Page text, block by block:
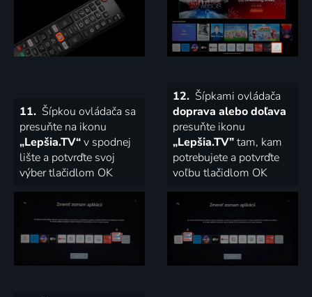
11. Šípkou ovládača sa
presuňte na ikonu
„Lepšia.TV“v spodnej
lište a potvrďte svoj
výber tlačidlom OK
12. Šípkami ovládača
doprava alebo doľava
presuňte ikonu
„Lepšia.TV”tam, kam
potrebujete a potvrďte
voľbu tlačidlom OK